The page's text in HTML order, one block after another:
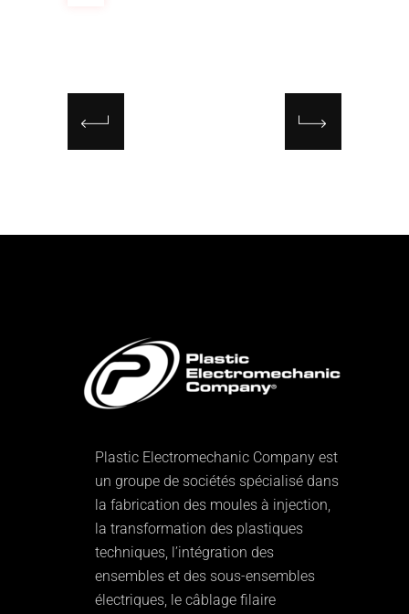
Plastic Electromechanic Company est
un groupe de sociétés spécialisé dans
la fabrication des moules à injection,
la transformation des plastiques
techniques, l’intégration des
ensembles et des sous-ensembles
électriques, le câblage filaire